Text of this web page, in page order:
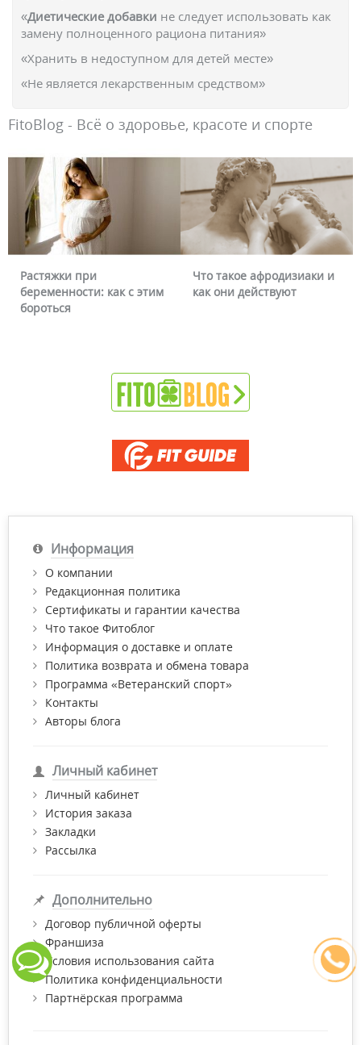
«Диетические добавки не следует использовать как
замену полноценного рациона питания»
«Хранить в недоступном для детей месте»
«Не является лекарственным средством»
FitoBlog - Всё о здоровье, красоте и спорте
Растяжки при
беременности: как с этим
бороться
Что такое афродизиаки и
как они действуют
Информация
О компании
Редакционная политика
Сертификаты и гарантии качества
Что такое Фитоблог
Информация о доставке и оплате
Политика возврата и обмена товара
Программа «Ветеранский спорт»
Контакты
Авторы блога
Личный кабинет
Личный кабинет
История заказа
Закладки
Рассылка
Дополнительно
Договор публичной оферты
Франшиза
Условия использования сайта
Политика конфиденциальности
Партнёрская программа